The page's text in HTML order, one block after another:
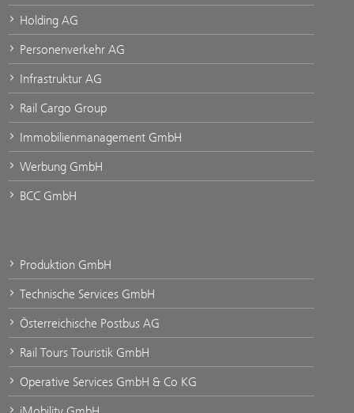
Holding AG
Personenverkehr AG
Infrastruktur AG
Rail Cargo Group
Immobilienmanagement GmbH
Werbung GmbH
BCC GmbH
Produktion GmbH
Technische Services GmbH
Österreichische Postbus AG
Rail Tours Touristik GmbH
Operative Services GmbH & Co KG